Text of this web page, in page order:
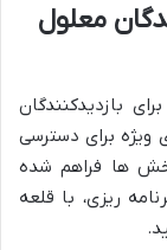
معلول
بازدیدکنندگان
ویژه برای دسترسی
ها فراهم شده
ریزی، با قلعه